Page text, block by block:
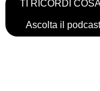
TI RICORDI
Ascolta il